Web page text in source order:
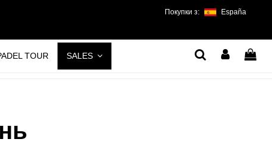
Покупки з: España
TOUR SALES